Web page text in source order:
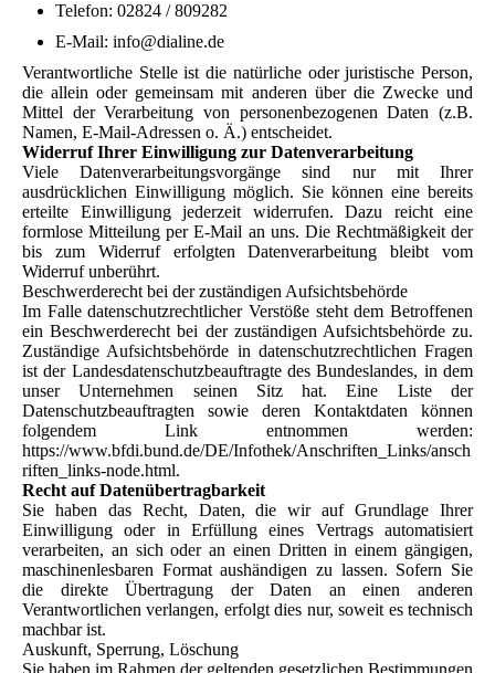
Telefon: 02824 / 809282
E-Mail: info@dialine.de
Verantwortliche Stelle ist die natürliche oder juristische Person,
die allein oder gemeinsam mit anderen über die Zwecke und
Mittel der Verarbeitung von personenbezogenen Daten (z.B.
Namen, E-Mail-Adressen o. Ä.) entscheidet.
Widerruf Ihrer Einwilligung zur Datenverarbeitung
Viele Datenverarbeitungsvorgänge sind nur mit Ihrer
ausdrücklichen Einwilligung möglich. Sie können eine bereits
erteilte Einwilligung jederzeit widerrufen. Dazu reicht eine
formlose Mitteilung per E-Mail an uns. Die Rechtmäßigkeit der
bis zum Widerruf erfolgten Datenverarbeitung bleibt vom
Widerruf unberührt.
Beschwerderecht bei der zuständigen Aufsichtsbehörde
Im Falle datenschutzrechtlicher Verstöße steht dem Betroffenen
ein Beschwerderecht bei der zuständigen Aufsichtsbehörde zu.
Zuständige Aufsichtsbehörde in datenschutzrechtlichen Fragen
ist der Landesdatenschutzbeauftragte des Bundeslandes, in dem
unser Unternehmen seinen Sitz hat. Eine Liste der
Datenschutzbeauftragten sowie deren Kontaktdaten können
folgendem Link entnommen werden:
https://www.bfdi.bund.de/DE/Infothek/Anschriften_Links/ansch
riften_links-node.html.
Recht auf Datenübertragbarkeit
Sie haben das Recht, Daten, die wir auf Grundlage Ihrer
Einwilligung oder in Erfüllung eines Vertrags automatisiert
verarbeiten, an sich oder an einen Dritten in einem gängigen,
maschinenlesbaren Format aushändigen zu lassen. Sofern Sie
die direkte Übertragung der Daten an einen anderen
Verantwortlichen verlangen, erfolgt dies nur, soweit es technisch
machbar ist.
Auskunft, Sperrung, Löschung